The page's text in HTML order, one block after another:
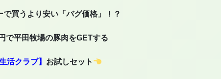
で買うより安い「バグ価格」！？
で平田牧場の豚肉をGETする
生活クラブ】 お試しセット